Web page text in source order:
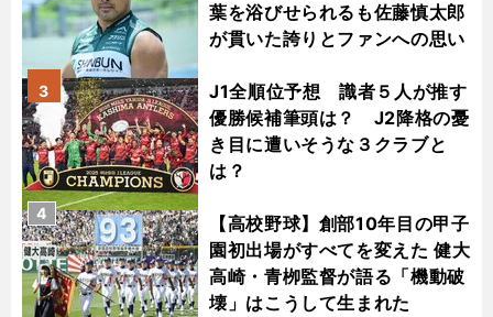
葉を浴びせられるも佐藤慎太郎
が貫いた誇りとファンへの思い
J1全順位予想 識者５人が推す
優勝候補筆頭は？ J2降格の憂
き目に遭いそうな３クラブと
は？
3
【高校野球】創部10年目の甲子
園初出場がすべてを変えた 健大
高崎・青栁監督が語る「機動破
壊」はこうして生まれた
4